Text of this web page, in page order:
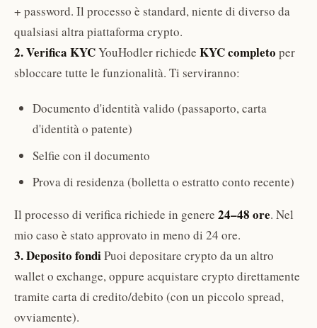
+ password. Il processo è standard, niente di diverso da
qualsiasi altra piattaforma crypto.
2. Verifica KYCYouHodler richiede KYC completo per
sbloccare tutte le funzionalità. Ti serviranno:
Documento d'identità valido (passaporto, carta
d'identità o patente)
Selfie con il documento
Prova di residenza (bolletta o estratto conto recente)
Il processo di verifica richiede in genere 24–48 ore. Nel
mio caso è stato approvato in meno di 24 ore.
3. Deposito fondiPuoi depositare crypto da un altro
wallet o exchange, oppure acquistare crypto direttamente
tramite carta di credito/debito (con un piccolo spread,
ovviamente).